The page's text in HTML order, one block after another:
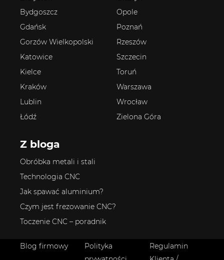
Bydgoszcz
Gdańsk
Gorzów Wielkopolski
Katowice
Kielce
Kraków
Lublin
Łódź
Opole
Poznań
Rzeszów
Szczecin
Toruń
Warszawa
Wrocław
Zielona Góra
Z bloga
Obróbka metali i stali
Technologia CNC
Jak spawać aluminium?
Czym jest frezowanie CNC?
Toczenie CNC – poradnik
Blog firmowy
Polityka
Regulamin